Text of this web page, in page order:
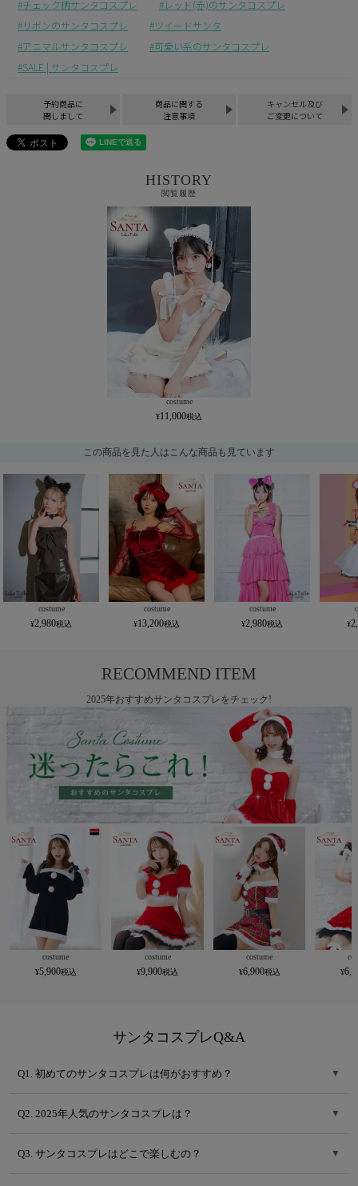
チェック柄サンタコスプレ
レッド(赤)のサンタコスプレ
リボンのサンタコスプレ
ツイードサンタ
アニマルサンタコスプレ
可愛い系のサンタコスプレ
SALE | サンタコスプレ
予約商品に
関しまして
商品に関する
注意事項
キャンセル及び
ご変更について
HISTORY
閲覧履歴
costume
11,000
この商品を見た人はこんな商品も見ています
costume
2,980
costume
13,200
costume
2,980
RECOMMEND ITEM
2025年おすすめサンタコスプレをチェック!
costume
5,900
costume
9,900
costume
6,900
サンタコスプレQ&A
Q1. 初めてのサンタコスプレは何がおすすめ？ ▼
Q2. 2025年人気のサンタコスプレは？ ▼
Q3. サンタコスプレはどこで楽しむの？ ▼